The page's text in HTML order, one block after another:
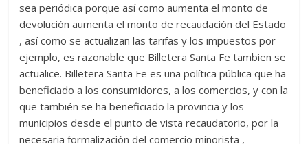
sea periódica porque así como aumenta el monto de
devolución aumenta el monto de recaudación del Estado
, así como se actualizan las tarifas y los impuestos por
ejemplo, es razonable que Billetera Santa Fe tambien se
actualice. Billetera Santa Fe es una política pública que ha
beneficiado a los consumidores, a los comercios, y con la
que también se ha beneficiado la provincia y los
municipios desde el punto de vista recaudatorio, por la
necesaria formalización del comercio minorista ,